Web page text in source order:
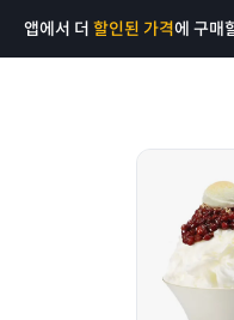
앱에서 더 할인된 가격에 구매